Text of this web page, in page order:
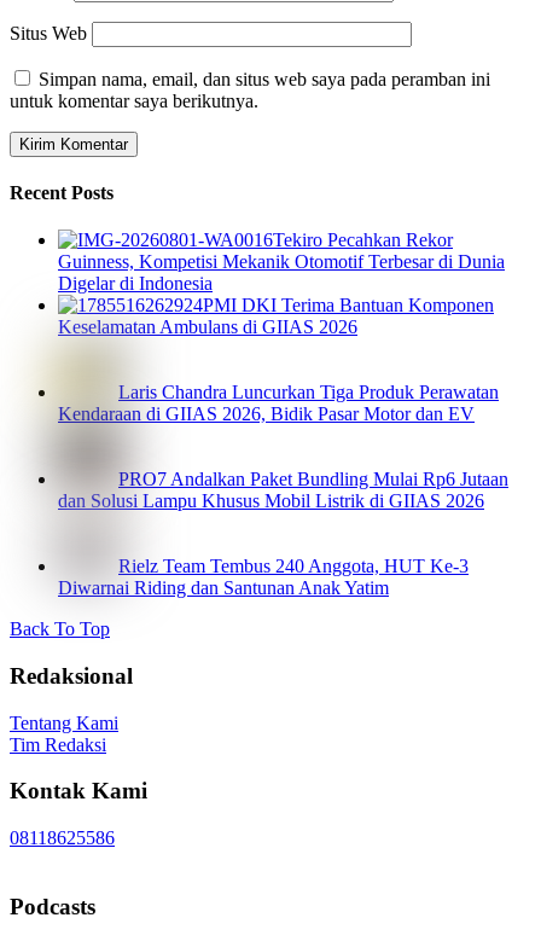
Situs Web
Simpan nama, email, dan situs web saya pada peramban ini
untuk komentar saya berikutnya.
Recent Posts
Tekiro Pecahkan Rekor
Guinness, Kompetisi Mekanik Otomotif Terbesar di Dunia
Digelar di Indonesia
PMI DKI Terima Bantuan Komponen
Keselamatan Ambulans di GIIAS 2026
Laris Chandra Luncurkan Tiga Produk Perawatan
Kendaraan di GIIAS 2026, Bidik Pasar Motor dan EV
PRO7 Andalkan Paket Bundling Mulai Rp6 Jutaan
dan Solusi Lampu Khusus Mobil Listrik di GIIAS 2026
Rielz Team Tembus 240 Anggota, HUT Ke-3
Diwarnai Riding dan Santunan Anak Yatim
Back To Top
Redaksional
Tentang Kami
Tim Redaksi
Kontak Kami
08118625586
Podcasts